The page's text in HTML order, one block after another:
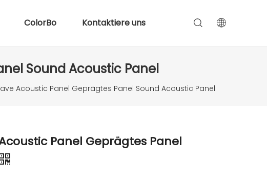
ColorBo Kontaktiere uns
Sound Acoustic Panel
Wave Acoustic Panel Geprägtes Panel Sound Acoustic Panel
Acoustic Panel Geprägtes Panel